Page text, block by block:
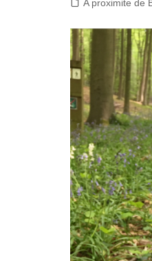
A proximite de